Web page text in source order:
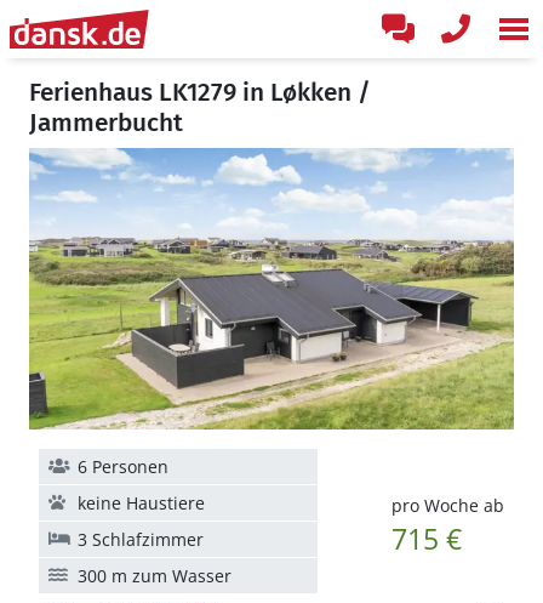
Ferienhaus LK1279 in Løkken /
Jammerbucht
pro Woche ab
715 €
6 Personen
keine Haustiere
3 Schlafzimmer
300 m zum Wasser